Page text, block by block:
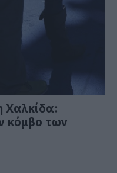
Χαλκίδα:
κόμβο των